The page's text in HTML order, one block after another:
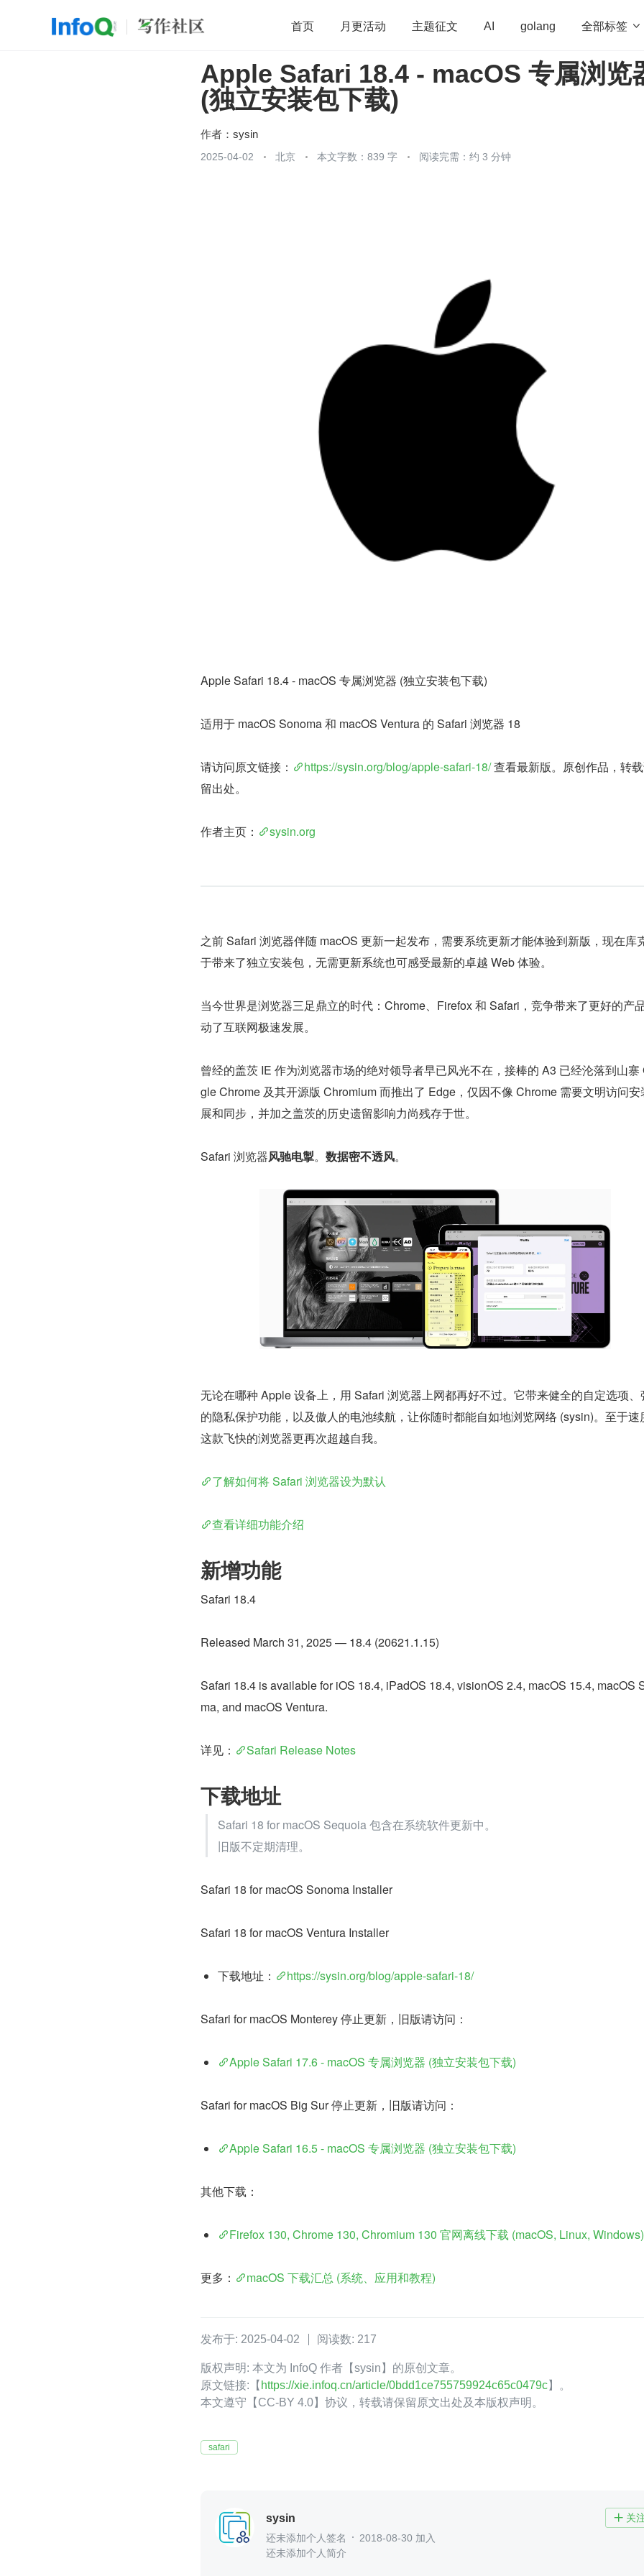
首页 月更活动 主题征文 AI golang 全部标签 
开源 架构 OpenHarmony 算法 学习方法 Web3.0 高
团队管理 程序员 运维
Apple Safari 18.4 - macOS 专属浏览
(独立安装包下载)
作者： sysin
2025-04-02 北京 本文字数：839 字 阅读完需：约 3 分钟
Apple Safari 18.4 - macOS 专属浏览器 (独立安装包下载)
适用于 macOS Sonoma 和 macOS Ventura 的 Safari 浏览器 18
请访问原文链接： https://sysin.org/blog/apple-safari-18/ 查看最新版。原创作品，转
留出处。
作者主页： sysin.org
之前 Safari 浏览器伴随 macOS 更新一起发布，需要系统更新才能体验到新版，现在库
于带来了独立安装包，无需更新系统也可感受最新的卓越 Web 体验。
当今世界是浏览器三足鼎立的时代：Chrome、Firefox 和 Safari，竞争带来了更好的产
动了互联网极速发展。
曾经的盖茨 IE 作为浏览器市场的绝对领导者早已风光不在，接棒的 A3 已经沦落到山寨
gle Chrome 及其开源版 Chromium 而推出了 Edge，仅因不像 Chrome 需要文明访问安
展和同步，并加之盖茨的历史遗留影响力尚残存于世。
Safari 浏览器风驰电掣。 数据密不透风。
无论在哪种 Apple 设备上，用 Safari 浏览器上网都再好不过。它带来健全的自定选项、
的隐私保护功能，以及傲人的电池续航，让你随时都能自如地浏览网络 (sysin)。至于速
这款飞快的浏览器更再次超越自我。
了解如何将 Safari 浏览器设为默认
查看详细功能介绍
新增功能
Safari 18.4
Released March 31, 2025 — 18.4 (20621.1.15)
Safari 18.4 is available for iOS 18.4, iPadOS 18.4, visionOS 2.4, macOS 15.4, macOS
ma, and macOS Ventura.
详见： Safari Release Notes
下载地址
Safari 18 for macOS Sequoia 包含在系统软件更新中。
旧版不定期清理。
Safari 18 for macOS Sonoma Installer
Safari 18 for macOS Ventura Installer
下载地址： https://sysin.org/blog/apple-safari-18/
Safari for macOS Monterey 停止更新，旧版请访问：
Apple Safari 17.6 - macOS 专属浏览器 (独立安装包下载)
Safari for macOS Big Sur 停止更新，旧版请访问：
Apple Safari 16.5 - macOS 专属浏览器 (独立安装包下载)
其他下载：
Firefox 130, Chrome 130, Chromium 130 官网离线下载 (macOS, Linux, Windows)
更多： macOS 下载汇总 (系统、应用和教程)
发布于: 2025-04-02 阅读数: 217
版权声明: 本文为 InfoQ 作者【sysin】的原创文章。
原文链接:【 https://xie.infoq.cn/article/0bdd1ce755759924c65c0479c】。
本文遵守【CC-BY 4.0】协议，转载请保留原文出处及本版权声明。
safari
sysin  关
还未添加个人签名
2018-08-30 加入
还未添加个人简介